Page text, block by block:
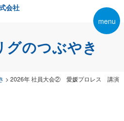
のつぶやき
> 2026年 社員大会② 愛媛プロレス 講演